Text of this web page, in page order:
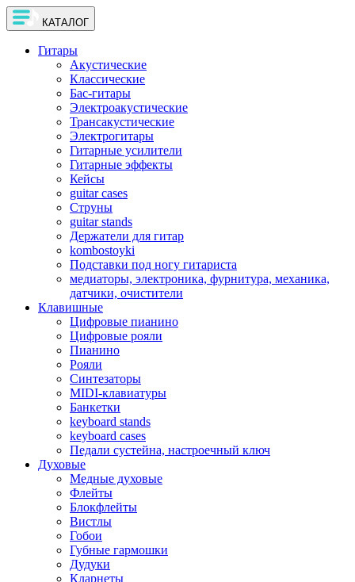
КАТАЛОГ
Гитары
Акустические
Классические
Бас-гитары
Электроакустические
Трансакустические
Электрогитары
Гитарные усилители
Гитарные эффекты
Кейсы
guitar cases
Струны
guitar stands
Держатели для гитар
kombostoyki
Подставки под ногу гитариста
медиаторы, электроника, фурнитура, механика,
датчики, очистители
Клавишные
Цифровые пианино
Цифровые рояли
Пианино
Рояли
Синтезаторы
MIDI-клавиатуры
Банкетки
keyboard stands
keyboard cases
Педали сустейна, настроечный ключ
Духовые
Медные духовые
Флейты
Блокфлейты
Вистлы
Гобои
Губные гармошки
Дудуки
Кларнеты